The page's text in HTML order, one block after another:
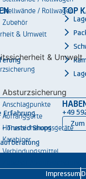
Stellwände / Rollwagen
Zubehör
& Umwelt
& Umwelt
Absturzsicherung
Anschlagpunkte
Auffanggurte
Höhensicherungsgeräte
Karabiner
Verbindungsmittel
TOP
Erfahrung
Trusted Shops
+49
Impressum